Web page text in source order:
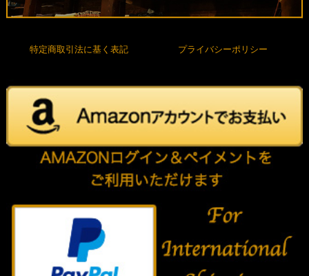
特定商取引法に基く表記 プライバシーポリシー